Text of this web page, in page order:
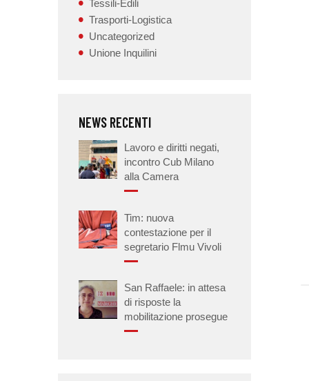
Tessili-Edili
Trasporti-Logistica
Uncategorized
Unione Inquilini
NEWS RECENTI
Lavoro e diritti negati,
incontro Cub Milano
alla Camera
Tim: nuova
contestazione per il
segretario Flmu Vivoli
San Raffaele: in attesa
di risposte la
mobilitazione prosegue